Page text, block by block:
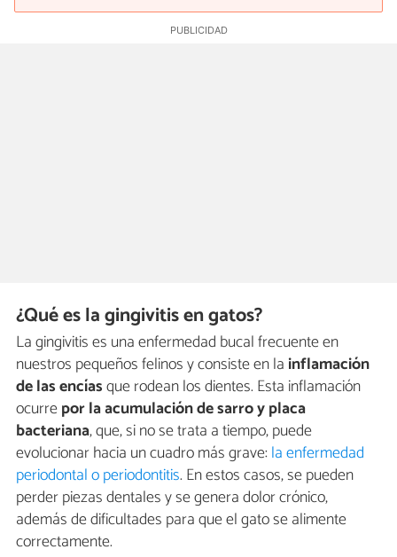
¿Qué es la gingivitis en gatos?
La gingivitis es una enfermedad bucal frecuente en
nuestros pequeños felinos y consiste en la inflamación
de las encíasque rodean los dientes. Esta inflamación
ocurrepor la acumulación de sarro y placa
bacteriana, que, si no se trata a tiempo, puede
evolucionar hacia un cuadro más grave:la enfermedad
periodontal o periodontitis. En estos casos, se pueden
perder piezas dentales y se genera dolor crónico,
además de dificultades para que el gato se alimente
correctamente.